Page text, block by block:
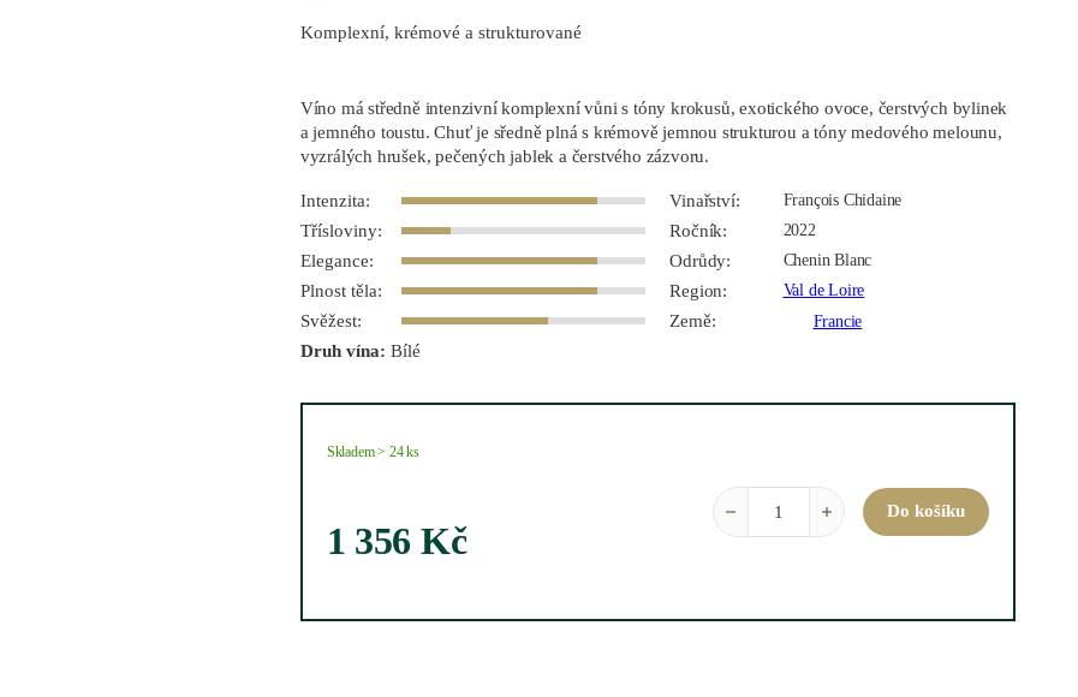
Komplexní, krémové a strukturované
Víno má středně intenzivní komplexní vůni s tóny krokusů, exotického ovoce, čerstvých bylinek
a jemného toustu. Chuť je sředně plná s krémově jemnou strukturou a tóny medového melounu,
vyzrálých hrušek, pečených jablek a čerstvého zázvoru.
Intenzita:
Třísloviny:
Elegance:
Plnost těla:
Svěžest:
Vinařství: François Chidaine
Ročník: 2022
Odrůdy: Chenin Blanc
Region: Val de Loire
Země: Francie
Druh vína: Bílé
Skladem > 24 ks
1 356 Kč
Montlouis-sur-Loire Les Bournais 2022 0,75 l
Do košíku